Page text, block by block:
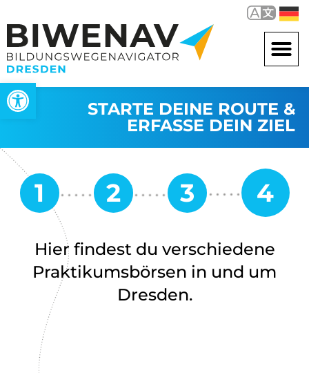
Werkzeugleiste öffnen
STARTE DEINE ROUTE &
ERFASSE DEIN ZIEL
Hier findest du verschiedene
Praktikumsbörsen in und um
Dresden.